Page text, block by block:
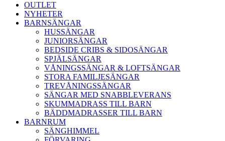
OUTLET
NYHETER
BARNSÄNGAR
HUSSÄNGAR
JUNIORSÄNGAR
BEDSIDE CRIBS & SIDOSÄNGAR
SPJÄLSÄNGAR
VÅNINGSSÄNGAR & LOFTSÄNGAR
STORA FAMILJESÄNGAR
TREVÅNINGSSÄNGAR
SÄNGAR MED SNABBLEVERANS
SKUMMADRASS TILL BARN
BÄDDMADRASSER TILL BARN
BARNRUM
SÄNGHIMMEL